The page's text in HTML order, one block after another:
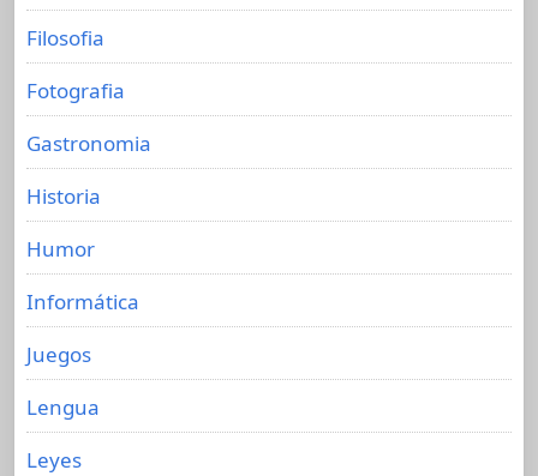
Filosofia
Fotografia
Gastronomia
Historia
Humor
Informática
Juegos
Lengua
Leyes